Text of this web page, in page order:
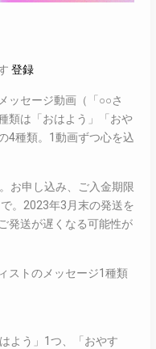
登録
ッセージ動画（「○○さ
類は「おはよう」「おや
4種類。1動画ずつ心を込
お申し込み、ご入金期限
。2023年3月末の発送を
発送が遅くなる可能性が
ストのメッセージ1種類
よう」1つ、「おやす